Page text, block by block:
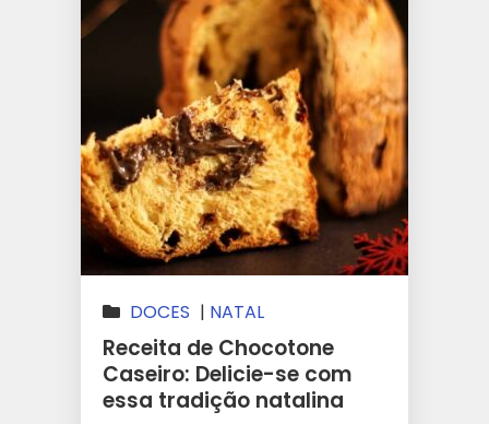
DOCES | NATAL
Receita de Chocotone
Caseiro: Delicie-se com
essa tradição natalina